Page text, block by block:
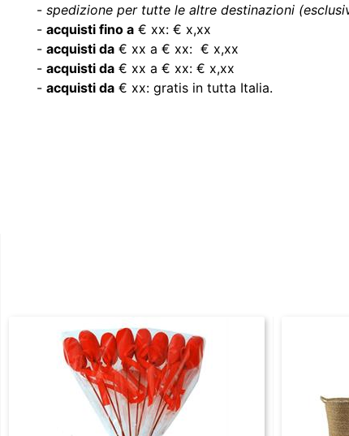
- spedizione per tutte le altre destinazioni
- acquisti fino a € xx: € x,xx
- acquisti da € xx a € xx: € x,xx
- acquisti da € xx a € xx: € x,xx
- acquisti da € xx: gratis in tutta Italia.